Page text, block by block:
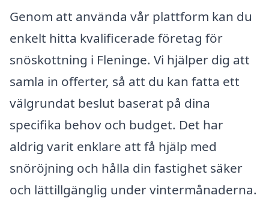
Genom att använda vår plattform kan du
enkelt hitta kvalificerade företag för
snöskottning i Fleninge. Vi hjälper dig att
samla in offerter, så att du kan fatta ett
välgrundat beslut baserat på dina
specifika behov och budget. Det har
aldrig varit enklare att få hjälp med
snöröjning och hålla din fastighet säker
och lättillgänglig under vintermånaderna.